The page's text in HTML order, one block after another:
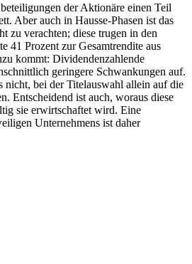
der Aktionäre einen Teil
Aber auch in Hausse-Phasen ist das
zu verachten; diese trugen in den
41 Prozent zur Gesamtrendite aus
kommt: Dividendenzahlende
geringere Schwankungen auf.
nicht, bei der Titelauswahl allein auf die
Entscheidend ist auch, woraus diese
sie erwirtschaftet wird. Eine
Unternehmens ist daher